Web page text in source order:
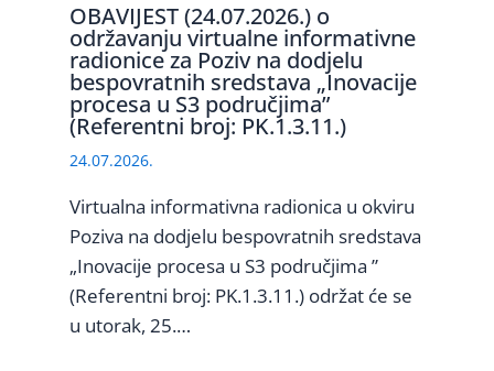
OBAVIJEST (24.07.2026.) o
održavanju virtualne informativne
radionice za Poziv na dodjelu
bespovratnih sredstava „Inovacije
procesa u S3 područjima”
(Referentni broj: PK.1.3.11.)
24.07.2026.
Virtualna informativna radionica u okviru
Poziva na dodjelu bespovratnih sredstava
„Inovacije procesa u S3 područjima ”
(Referentni broj: PK.1.3.11.) održat će se
u utorak, 25.…